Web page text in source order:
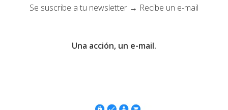
Se suscribe a tu newsletter → Recibe un e-mail
Una acción, un e-mail.